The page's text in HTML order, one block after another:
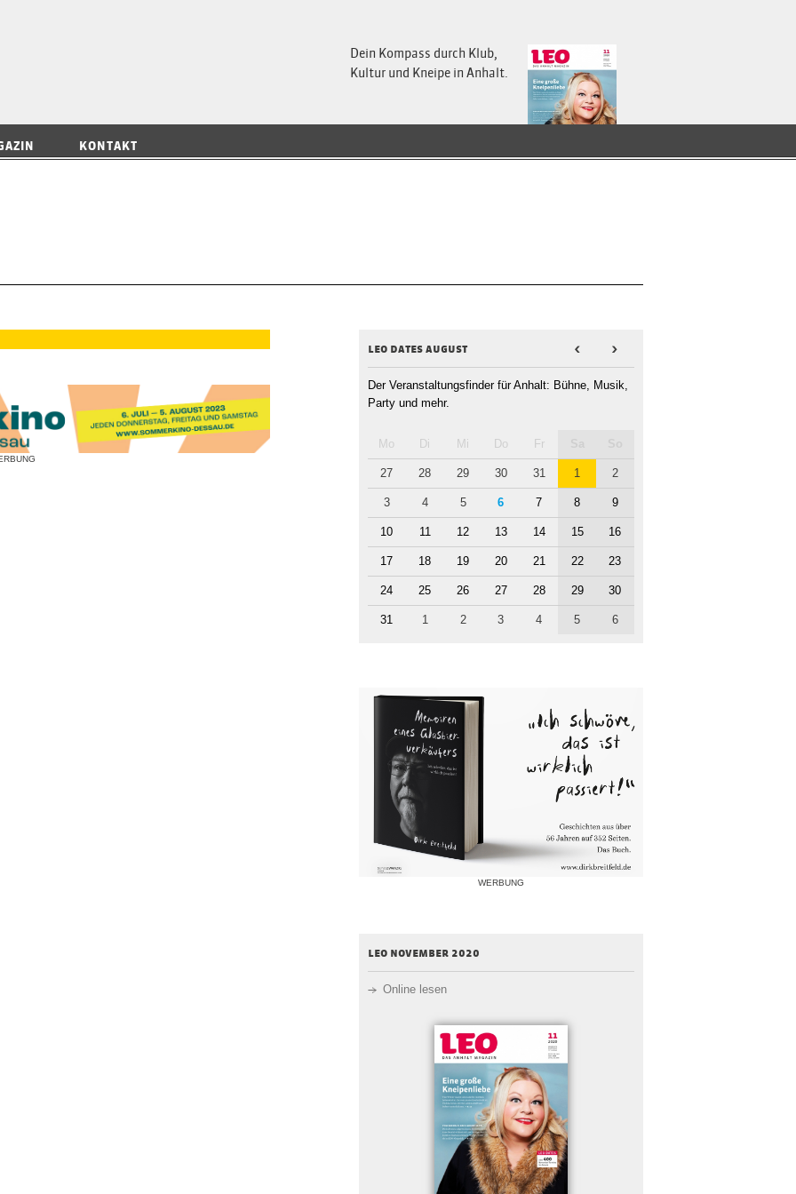
Dein Kompass durch Klub,
Kultur und Kneipe in Anhalt.
KONTAKT
leo dates august < >
Der Veranstaltungsfinder für Anhalt: Bühne, Musik,
Party und mehr.
Mo Di Mi Do Fr
27 28 29 30 31 1 2
3 4 5 6 7 8 9
10 11 12 13 14 15 16
17 18 19 20 21 22 23
24 25 26 27 28 29 30
31 1 2 3 4 5 6
WERBUNG
leo november 2020
Online lesen